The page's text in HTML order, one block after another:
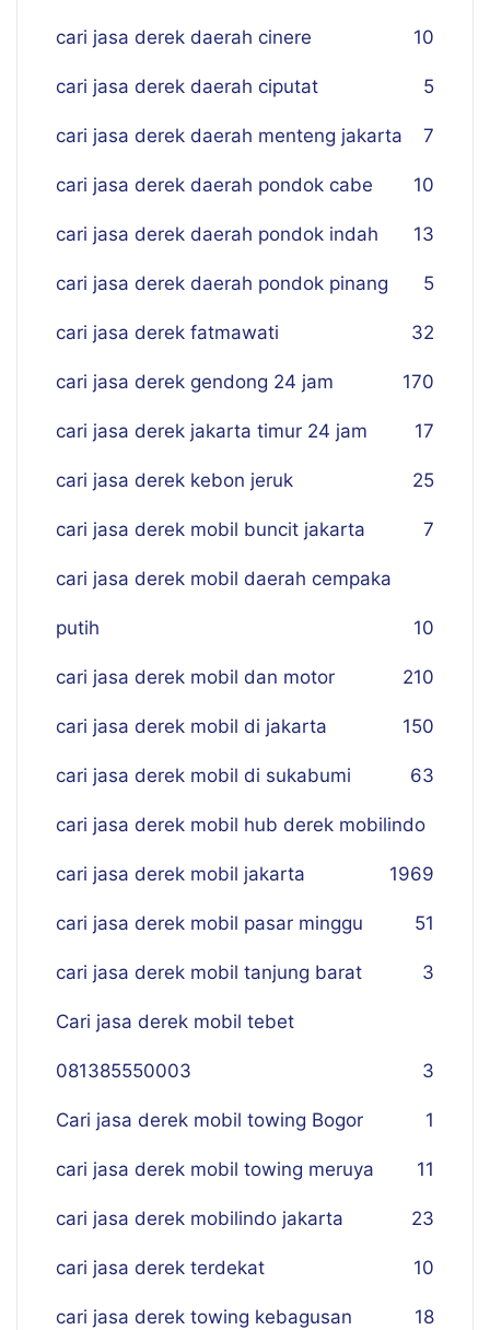
cari jasa derek daerah cinere 10
cari jasa derek daerah ciputat 5
cari jasa derek daerah menteng jakarta 7
cari jasa derek daerah pondok cabe 10
cari jasa derek daerah pondok indah 13
cari jasa derek daerah pondok pinang 5
cari jasa derek fatmawati 32
cari jasa derek gendong 24 jam 170
cari jasa derek jakarta timur 24 jam 17
cari jasa derek kebon jeruk 25
cari jasa derek mobil buncit jakarta 7
cari jasa derek mobil daerah cempaka
putih 10
cari jasa derek mobil dan motor 210
cari jasa derek mobil di jakarta 150
cari jasa derek mobil di sukabumi 63
cari jasa derek mobil hub derek mobilindo
69
cari jasa derek mobil jakarta 19
cari jasa derek mobil pasar minggu 51
cari jasa derek mobil tanjung barat 3
Cari jasa derek mobil tebet
081385550003 3
Cari jasa derek mobil towing Bogor 1
cari jasa derek mobil towing meruya 11
cari jasa derek mobilindo jakarta 23
cari jasa derek terdekat 10
cari jasa derek towing kebagusan 18